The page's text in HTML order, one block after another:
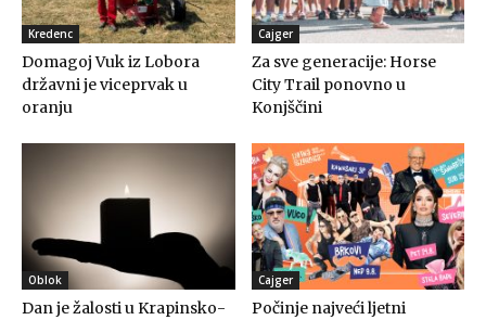
Kredenc
Domagoj Vuk iz Lobora
državni je viceprvak u
oranju
Cajger
Za sve generacije: Horse
City Trail ponovno u
Konjščini
Oblok
Dan je žalosti u Krapinsko-
Cajger
Počinje najveći ljetni